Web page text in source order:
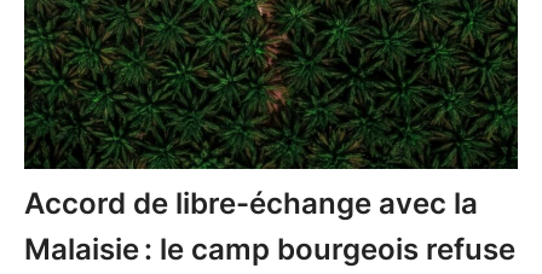
Accord de libre-échange avec la
Malaisie : le camp bourgeois refuse